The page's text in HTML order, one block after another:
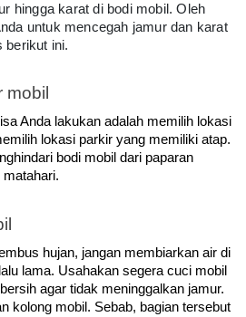
hingga karat di bodi mobil. Oleh
untuk mencegah jamur dan karat
berikut ini.
mobil
Anda lakukan adalah memilih lokasi
lokasi parkir yang memiliki atap.
bodi mobil dari paparan
matahari.
hujan, jangan membiarkan air di
lama. Usahakan segera cuci mobil
agar tidak meninggalkan jamur.
kolong mobil. Sebab, bagian tersebut